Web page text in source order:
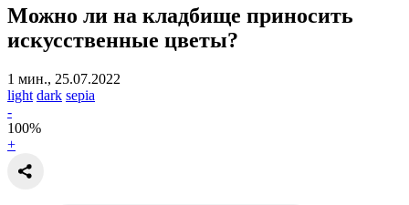
Можно ли на кладбище приносить
искусственные цветы?
1 мин., 25.07.2022
light dark sepia
-
100%
+